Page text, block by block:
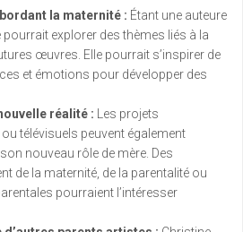
la maternité : Étant une auteure
explorer des thèmes liés à la
œuvres. Elle pourrait s’inspirer de
et émotions pour développer des
réalité : Les projets
télévisuels peuvent également
nouveau rôle de mère. Des
de la maternité, de la parentalité ou
pourraient l’intéresser